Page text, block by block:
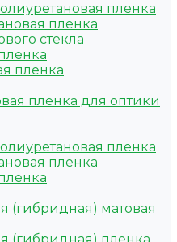
пленка
пленка
стекла
пленка
пленка для оптики
пленка
пленка
(гибридная) матовая